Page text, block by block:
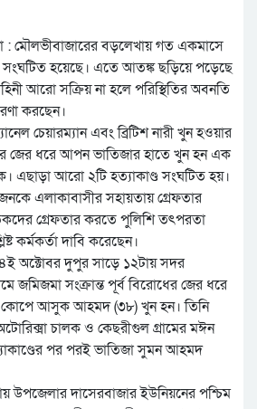
: মৌলভীবাজারের বড়লেখায় গত একমাসে
সংঘটিত হয়েছে। এতে আতঙ্ক ছড়িয়ে পড়েছে
আরো সক্রিয় না হলে পরিস্থিতির অবনতি
করছেন।
চেয়ারম্যান এবং ব্রিটিশ নারী খুন হওয়ার
জের ধরে আপন ভাতিজার হাতে খুন হন এক
এছাড়া আরো ২টি হত্যাকাণ্ড সংঘটিত হয়।
এলাকাবাসীর সহায়তায় গ্রেফতার
গ্রেফতার করতে পুলিশি তৎপরতা
কর্মকর্তা দাবি করেছেন।
অক্টোবর দুপুর সাড়ে ১২টায় সদর
জমিজমা সংক্রান্ত পূর্ব বিরোধের জের ধরে
কোপে আসুক আহমদ (৩৮) খুন হন। তিনি
চালক ও কেছরীগুল গ্রামের মঈন
পর পরই ভাতিজা সুমন আহমদ
উপজেলার দাসেরবাজার ইউনিয়নের পশ্চিম